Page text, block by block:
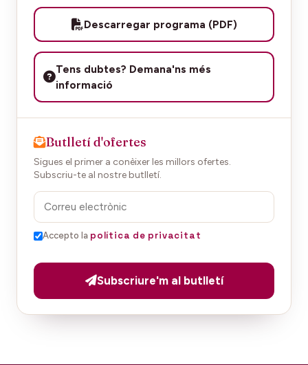
Descarregar programa (PDF)
Tens dubtes? Demana'ns més
informació
Butlletí d'ofertes
Sigues el primer a conèixer les millors ofertes.
Subscriu-te al nostre butlletí.
Accepto la política de privacitat
Subscriure'm al butlletí